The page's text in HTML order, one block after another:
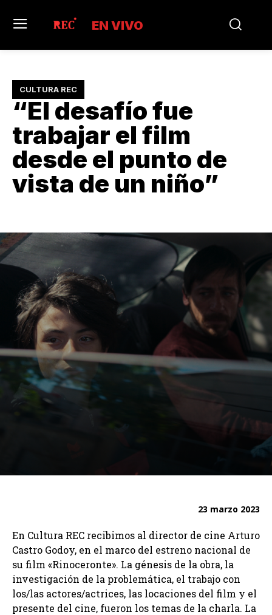
EN VIVO
CULTURA REC
“El desafío fue
trabajar el film
desde el punto de
vista de un niño”
23 marzo 2023
En Cultura REC recibimos al director de cine Arturo
Castro Godoy, en el marco del estreno nacional de
su film «Rinoceronte». La génesis de la obra, la
investigación de la problemática, el trabajo con
los/las actores/actrices, las locaciones del film y el
presente del cine, fueron los temas de la charla. La